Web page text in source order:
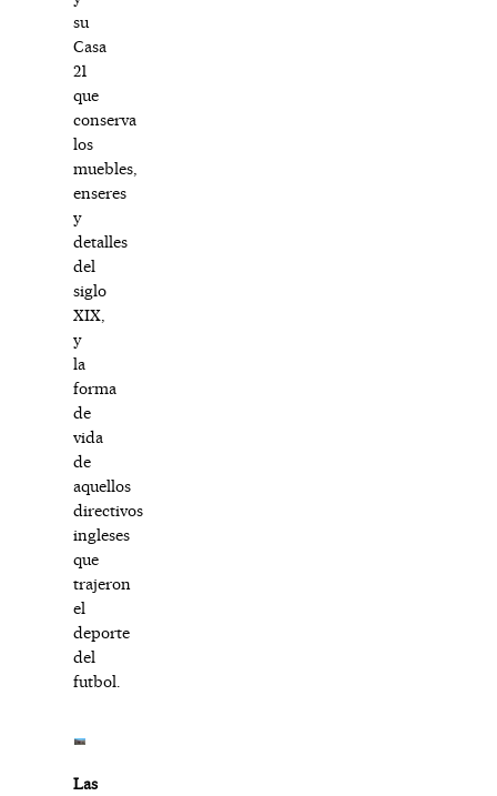
su
Casa
21
que
conserva
los
muebles,
enseres
y
detalles
del
siglo
XIX,
y
la
forma
de
vida
de
aquellos
directivos
ingleses
que
trajeron
el
deporte
del
futbol.
Las